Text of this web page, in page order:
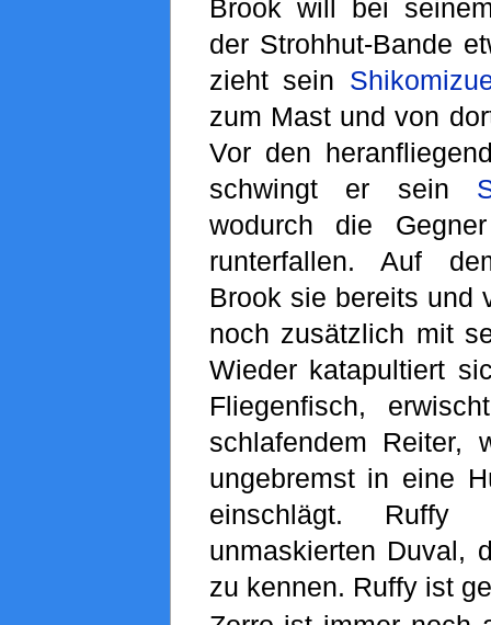
Brook will bei
der Strohhut-Bande
zieht sein
zum Mast und von
Vor den
schwingt er sein
wodurch die
runterfallen. Auf
Brook sie bereits und
noch zusätzlich mit
Wieder katapultiert
Fliegenfisch,
schlafendem Reiter,
ungebremst in eine
einschlägt.
unmaskierten Duval,
zu kennen. Ruffy ist